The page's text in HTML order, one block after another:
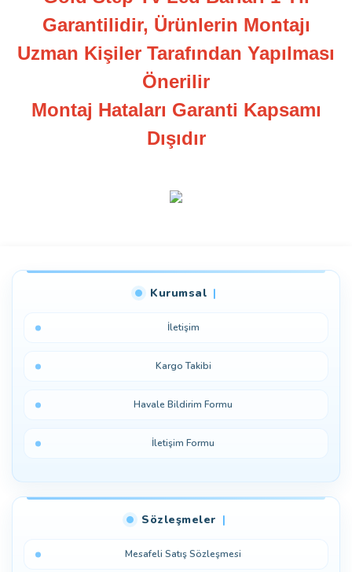
Garantilidir, Ürünlerin Montajı
Uzman Kişiler Tarafından Yapılması
Önerilir
Montaj Hataları Garanti Kapsamı
Dışıdır
Kurumsal
İletişim
Kargo Takibi
Havale Bildirim Formu
İletişim Formu
Sözleşmeler
Mesafeli Satış Sözleşmesi